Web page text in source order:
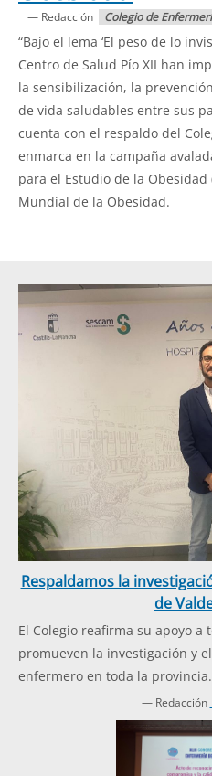
— Redacción Colegio de
“Bajo el lema ‘El peso de lo
Centro de Salud Pío XII han
la sensibilización, la
de vida saludables entre sus
cuenta con el respaldo del
enmarca en la campaña
para el Estudio de la Obesidad
Mundial de la Obesidad.
Respaldamos la
de
El Colegio reafirma su apoyo
promueven la investigación y
enfermero en toda la provincia.
— Redacción